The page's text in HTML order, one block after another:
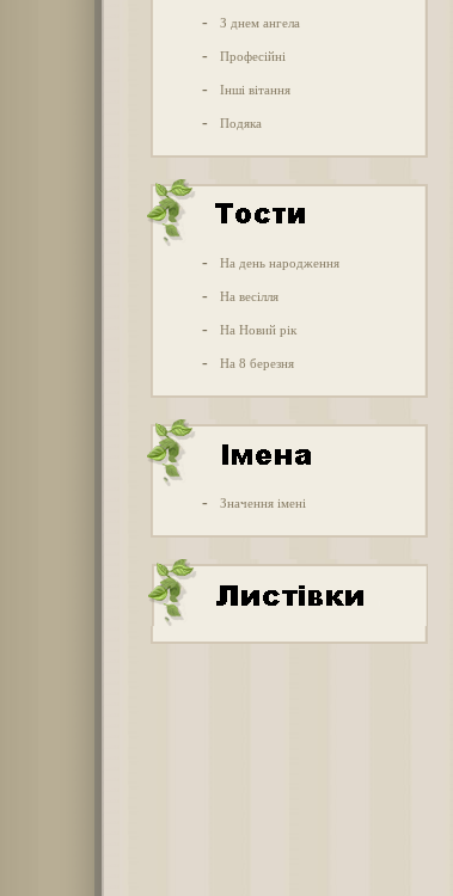
- З днем ангела
- Професійні
- Інші вітання
- Подяка
- На день народження
- На весілля
- На Новий рік
- На 8 березня
- Значення імені